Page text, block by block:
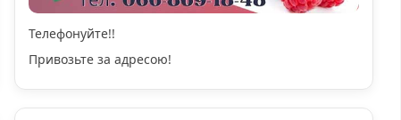
Телефонуйте!!
Привозьте за адресою!